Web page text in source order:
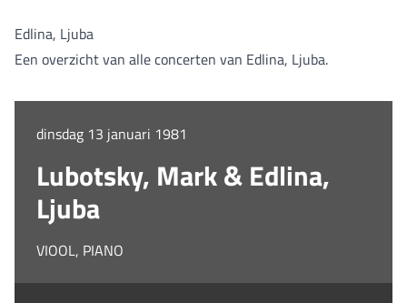
Edlina, Ljuba
Een overzicht van alle concerten van Edlina, Ljuba.
dinsdag 13 januari 1981
Lubotsky, Mark & Edlina,
Ljuba
VIOOL, PIANO